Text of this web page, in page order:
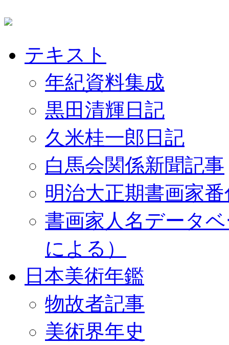
テキスト
年紀資料集成
黒田清輝日記
久米桂一郎日記
白馬会関係新聞記事
明治大正期書画家
書画家人名データ
による）
日本美術年鑑
物故者記事
美術界年史